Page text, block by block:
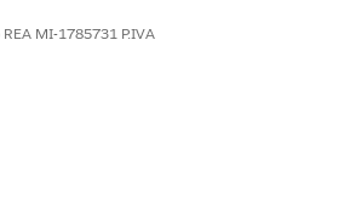
MI-1785731 P.IVA